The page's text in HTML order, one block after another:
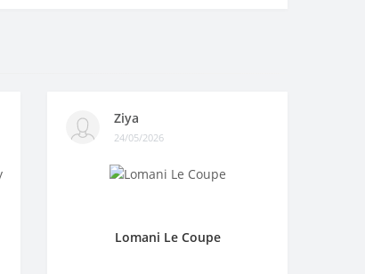
Ziya
24/05/2026
Lomani Le Coupe